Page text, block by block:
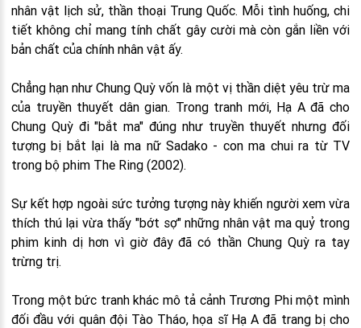
nhân vật lịch sử, thần thoại Trung Quốc. Mỗi tình huống, chi
tiết không chỉ mang tính chất gây cười mà còn gắn liền với
bản chất của chính nhân vật ấy.
Chẳng hạn như Chung Quỳ vốn là một vị thần diệt yêu trừ ma
của truyền thuyết dân gian. Trong tranh mới, Hạ A đã cho
Chung Quỳ đi "bắt ma" đúng như truyền thuyết nhưng đối
tượng bị bắt lại là ma nữ Sadako - con ma chui ra từ TV
trong bộ phim The Ring (2002).
Sự kết hợp ngoài sức tưởng tượng này khiến người xem vừa
thích thú lại vừa thấy "bớt sợ" những nhân vật ma quỷ trong
phim kinh dị hơn vì giờ đây đã có thần Chung Quỳ ra tay
trừng trị.
Trong một bức tranh khác mô tả cảnh Trương Phi một mình
đối đầu với quân đội Tào Tháo, họa sĩ Hạ A đã trang bị cho